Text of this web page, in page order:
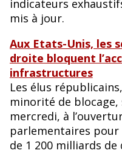
indicateurs
mis à jour.
Aux Etats-Unis, les
droite bloquent
infrastructures
Les élus
minorité de blocage,
mercredi, à
parlementaires pour
de 1 200 milliards de